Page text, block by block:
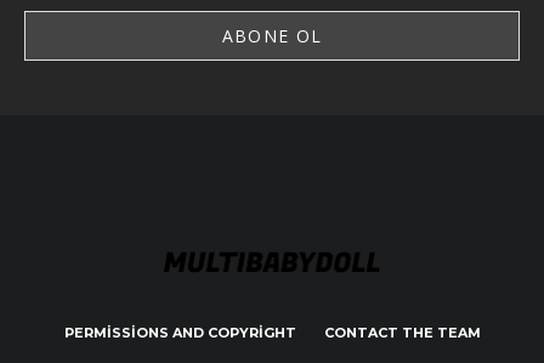
PERMISSIONS AND COPYRIGHT CONTACT THE TEAM